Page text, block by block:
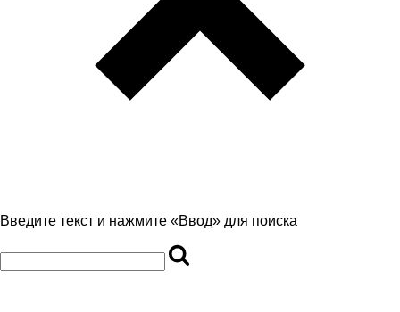
Введите текст и нажмите «Ввод» для поиска